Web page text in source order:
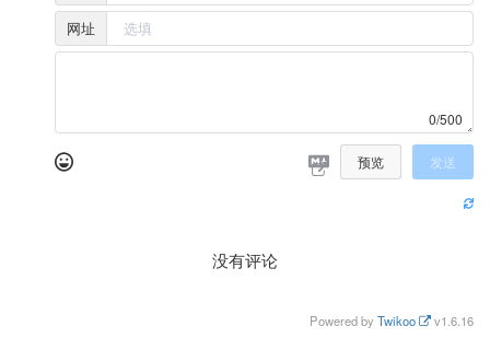
网址
0/500
预览 发送
没有评论
Powered by Twikoo v1.6.16